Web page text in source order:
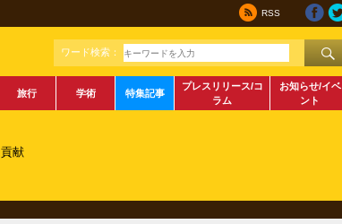
RSS
ワード検索：
旅行 学術 特集記事
プレスリリース/コ
ラム
お知らせ/イベ
ント
献